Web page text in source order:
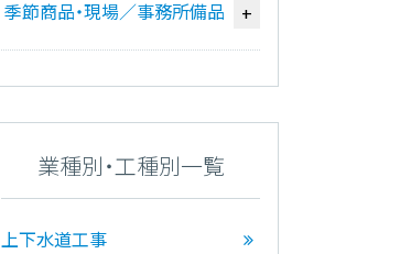
季節商品・現場／事務所備品 +
業種別・工種別一覧
上下水道工事